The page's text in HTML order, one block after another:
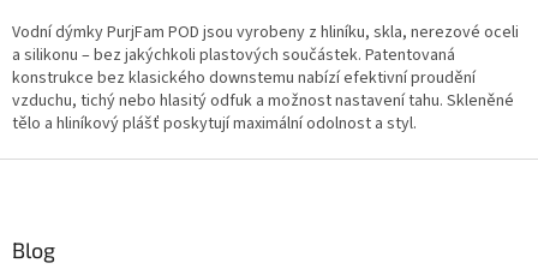
e
p
r
v
k
v
Vodní dýmky PurjFam POD jsou vyrobeny z hliníku, skla, nerezové oceli
a silikonu – bez jakýchkoli plastových součástek. Patentovaná
konstrukce bez klasického downstemu nabízí efektivní proudění
vzduchu, tichý nebo hlasitý odfuk a možnost nastavení tahu. Skleněné
tělo a hliníkový plášť poskytují maximální odolnost a styl.
Blog